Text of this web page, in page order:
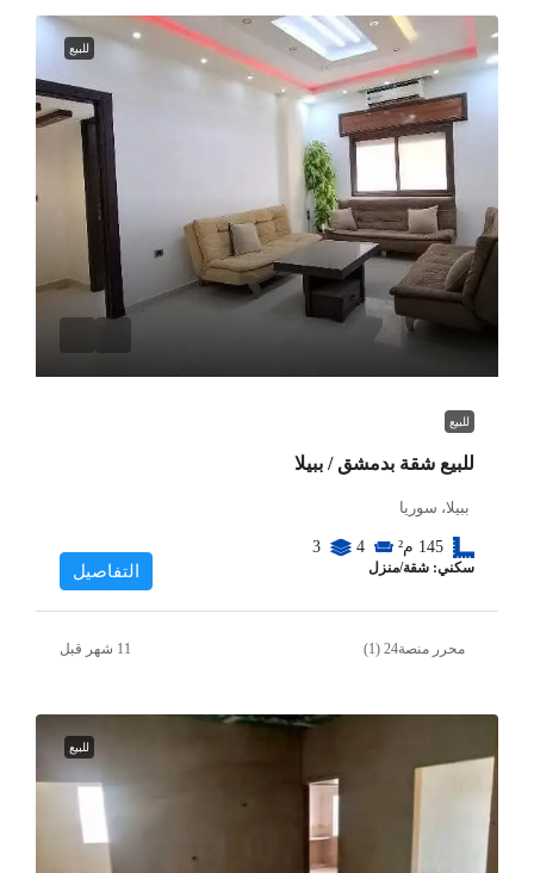
للبيع
للبيع
للبيع شقة بدمشق / ببيلا
ببيلا، سوريا
145 م² 4
3
سكني: شقة/منزل التفاصيل
محرر منصة24 (1)
للبيع